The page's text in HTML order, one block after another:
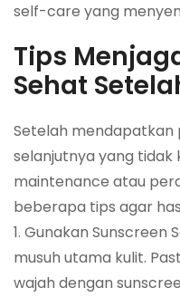
self-care yang
Tips
Sehat
Setelah mendapatkan
selanjutnya yang tidak
maintenance atau
beberapa tips agar
1. Gunakan Sunscreen
musuh utama kulit.
wajah dengan